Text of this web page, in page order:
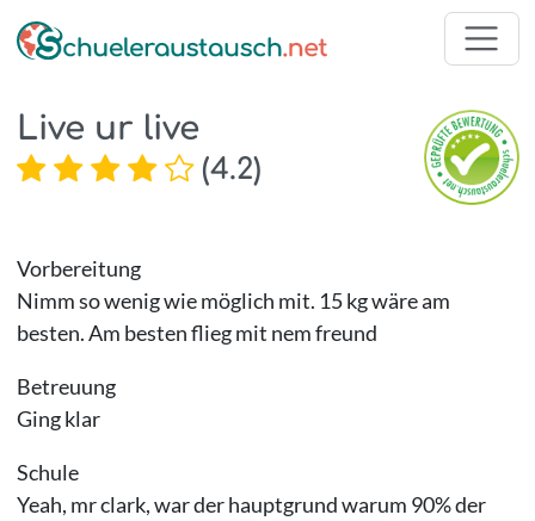
Live ur live
(4.2)
Vorbereitung
Nimm so wenig wie möglich mit. 15 kg wäre am
besten. Am besten flieg mit nem freund
Betreuung
Ging klar
Schule
Yeah, mr clark, war der hauptgrund warum 90% der